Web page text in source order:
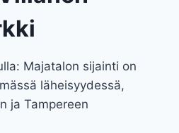
Majatalon sijainti on
läheisyydessä,
ja Tampereen